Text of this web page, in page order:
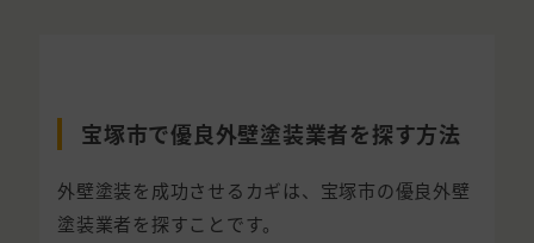
宝塚市で優良外壁塗装業者を探す方法
外壁塗装を成功させるカギは、宝塚市の優良外壁
塗装業者を探すことです。